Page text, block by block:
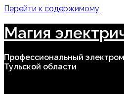
Перейти к содержимому
Магия
Профессиональный
Тульской области